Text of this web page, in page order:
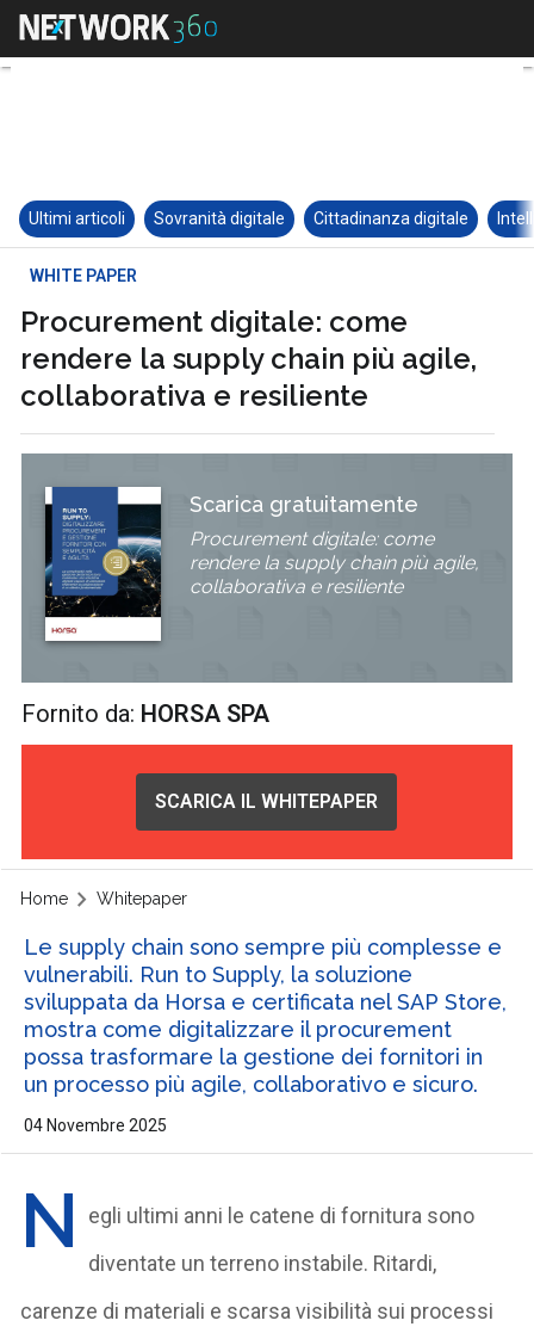
Ultimi articoli Sovranità digitale Cittadinanza digitale
WHITE PAPER
Procurement digitale: come
rendere la supply chain più agile,
collaborativa e resiliente
Scarica gratuitamente
Procurement digitale: come
rendere la supply chain più agile,
collaborativa e resiliente
Fornito da: HORSA SPA
SCARICA IL WHITEPAPER
Home Whitepaper
Le supply chain sono sempre più complesse e
vulnerabili. Run to Supply, la soluzione
sviluppata da Horsa e certificata nel SAP Store,
mostra come digitalizzare il procurement
possa trasformare la gestione dei fornitori in
un processo più agile, collaborativo e sicuro.
04 Novembre 2025
N
egli ultimi anni le catene di fornitura sono
diventate un terreno instabile. Ritardi,
carenze di materiali e scarsa visibilità sui processi